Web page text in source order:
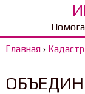
Главная› Кадастр